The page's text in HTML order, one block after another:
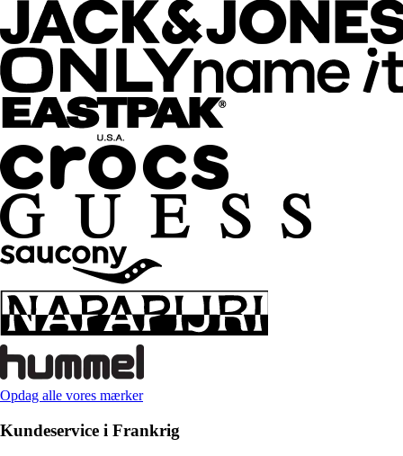
Opdag alle vores mærker
Kundeservice i Frankrig